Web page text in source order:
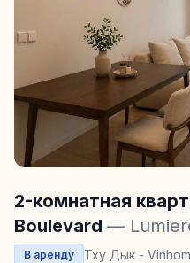
2-комнатная
Boulevard —
В аренду Тху Дык -